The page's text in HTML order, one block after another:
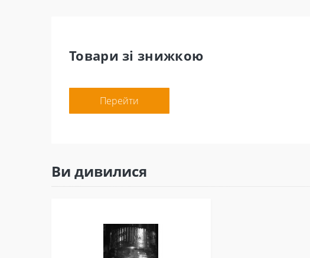
Товари зі знижкою
Перейти
Ви дивилися